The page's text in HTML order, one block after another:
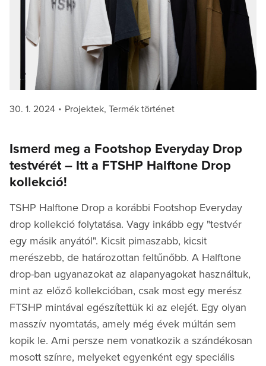
Posted
30. 1. 2024 Categories
Projektek, Termék történet
Ismerd meg a Footshop Everyday Drop
testvérét – Itt a FTSHP Halftone Drop
kollekció!
TSHP Halftone Drop a korábbi Footshop Everyday
drop kollekció folytatása. Vagy inkább egy "testvér
egy másik anyától". Kicsit pimaszabb, kicsit
merészebb, de határozottan feltűnőbb. A Halftone
drop-ban ugyanazokat az alapanyagokat használtuk,
mint az előző kollekcióban, csak most egy merész
FTSHP mintával egészítettük ki az elejét. Egy olyan
masszív nyomtatás, amely még évek múltán sem
kopik le. Ami persze nem vonatkozik a szándékosan
mosott színre, melyeket egyenként egy speciális